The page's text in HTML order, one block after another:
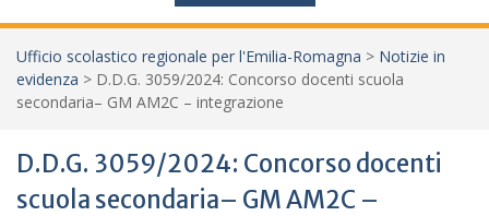
Ufficio scolastico regionale per l'Emilia-Romagna > Notizie in
evidenza > D.D.G. 3059/2024: Concorso docenti scuola
secondaria– GM AM2C – integrazione
D.D.G. 3059/2024: Concorso docenti
scuola secondaria– GM AM2C –